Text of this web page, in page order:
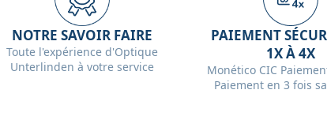
NOTRE SAVOIR FAIRE
Toute l'expérience d'Optique
Unterlinden à votre service
PAIEMENT
1X À 4X
Monético CIC
Paiement en 3 fois